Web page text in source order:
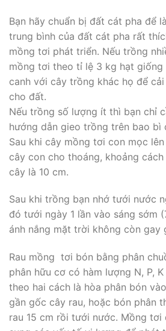
Bạn hãy chuẩn bị đất cát pha để
trung bình của đất cát pha rất
mồng tơi phát triển. Nếu trồng
mồng tơi theo tỉ lệ 3 kg hạt giống
canh với cây trồng khác họ để
cho đất.
Nếu trồng số lượng ít thì bạn chỉ
hướng dẫn gieo trồng trên bao bì
Sau khi cây mồng tơi con mọc
cây con cho thoáng, khoảng
cây là 10 cm.
Sau khi trồng bạn nhớ tưới nước
đó tưới ngày 1 lần vào sáng sớm
ánh nắng mặt trời không còn gay
Rau mồng tơi bón bằng phân
phân hữu cơ có hàm lượng N, P,
theo hai cách là hòa phân bón
gần gốc cây rau, hoặc bón phân
rau 15 cm rồi tưới nước. Mồng tơi